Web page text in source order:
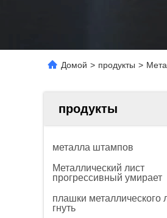
Домой > продукты >
продукты
металла штампов
Металлический лист
прогрессивный умирает
плашки металлического
гнуть